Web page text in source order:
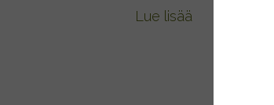
Lue lisää